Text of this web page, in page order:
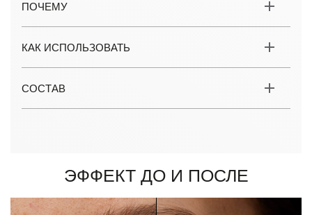
ПОЧЕМУ
КАК ИСПОЛЬЗОВАТЬ
СОСТАВ
Эффект до и после